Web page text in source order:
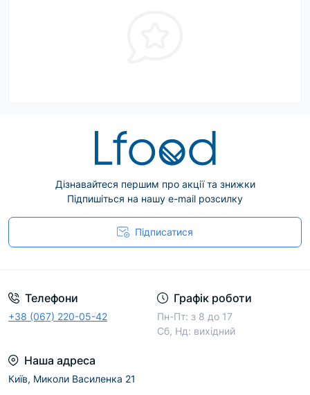
Дізнавайтеся першим про акції та знижки
Підпишіться на нашу e-mail розсилку
Підписатися
Телефони
+38 (067) 220-05-42
Графік роботи
Пн-Пт: з 8 до 17
Сб, Нд: вихідний
Наша адреса
Київ, Миколи Василенка 21